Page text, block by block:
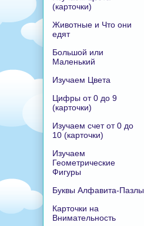
(карточки)
Животные и Что они
едят
Большой или
Маленький
Изучаем Цвета
Цифры от 0 до 9
(карточки)
Изучаем счет от 0 до
10 (карточки)
Изучаем
Геометрические
Фигуры
Буквы Алфавита-Пазлы
Карточки на
Внимательность